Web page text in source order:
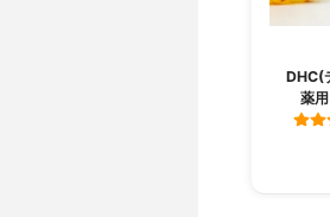
DHC(
薬